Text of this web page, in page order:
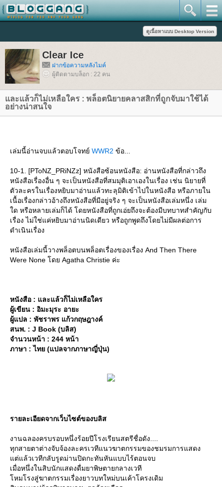
Clear Ice
ฝากข้อความหลังไมค์
ผู้ติดตามบล็อก : 22 คน
ละแล้วก็ไม่เหลือใคร : พล็อตนิยายคลาสสิกที่ถูกจับมาใช้ได้
อย่างน่าสนใจ
เล่มนี้อ่านจบแล้วตอบโจทย์ WWR2 ข้อ...
10-1. [PToNZ_PRiNZz] หนังสือซ้อนหนังสือ: อ่านหนังสือที่กล่าวถึง
หนังสือเรื่องอื่น ๆ จะเป็นหนังสือที่สมมุติเอาเองในเรื่อง เช่น นิยายที่
ตัวละครในเรื่องหยิบมาอ่านแล้วทะลุมิติเข้าไปในหนังสือ หรือภายใน
เนื้อเรื่องกล่าวอ้างถึงหนังสือที่มีอยู่จริง ๆ จะเป็นหนังสือเล่มหนึ่ง เล่ม
ด หรือหลายเล่มก็ได้ โดยหนังสือที่ถูกเอ่ยถึงจะต้องมีบทบาทสำคัญกับ
เรื่อง ไม่ใช่แค่หยิบมาอ่านนิดเดียว หรือถูกพูดถึงโดยไม่มีผลต่อการ
ดำเนินเรื่อง
หนังสือเล่มนี้วางพล็อตบนพล็อตเรื่องของเรื่อง And Then There
Were None โดย Agatha Christie ค่ะ
หนังสือ : และแล้วก็ไม่เหลือใคร
ผู้เขียน : อิมะมุระ อายะ
ผู้แปล : พัชราพร แก้วกฤษฎางค์
สนพ. : J Book (บลิส)
จำนวนหน้า : 244 หน้า
ภาษา : ไทย (แปลจากภาษาญี่ปุ่น)
รายละเอียดจากเว็บไซต์ของบลิส
งานฉลองครบรอบหนึ่งร้อยปีโรงเรียนสตรีชื่อดัง....
ทุกสายตาต่างจับจ้องละครเวทีแนวฆาตกรรมของชมรมการแสดง
ต่แล้วเวทีกลับรูดม่านปิดกะทันหันแบบไร้ตอนจบ
เมื่อหนึ่งในสิบนักแสดงดื่มยาพิษตายกลางเวที
หมโรงสู่ฆาตกรรมเรื่องยาวบทใหม่บนเค้าโครงเดิม